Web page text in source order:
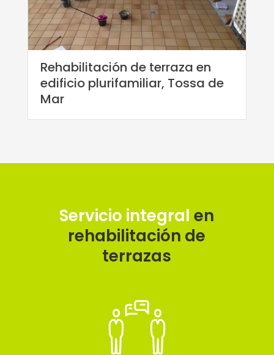
Rehabilitación de terraza en
edificio plurifamiliar, Tossa de
Mar
Servicio integral en
rehabilitación de
terrazas